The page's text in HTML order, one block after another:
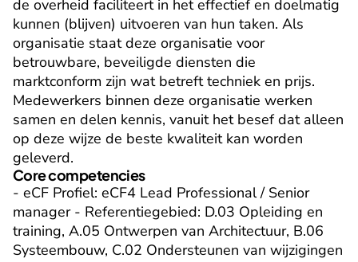
de overheid faciliteert in het effectief en doelmatig
kunnen (blijven) uitvoeren van hun taken. Als
organisatie staat deze organisatie voor
betrouwbare, beveiligde diensten die
marktconform zijn wat betreft techniek en prijs.
Medewerkers binnen deze organisatie werken
samen en delen kennis, vanuit het besef dat alleen
op deze wijze de beste kwaliteit kan worden
geleverd.
Core competencies
- eCF Profiel: eCF4 Lead Professional / Senior
manager - Referentiegebied: D.03 Opleiding en
training, A.05 Ontwerpen van Architectuur, B.06
Systeembouw, C.02 Ondersteunen van wijzigingen